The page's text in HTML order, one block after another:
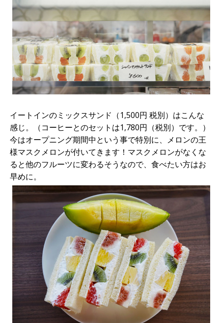
イートインのミックスサンド（1,500円 税別）はこんな
感じ。（コーヒーとのセットは1,780円（税別）です。）
今はオープニング期間中という事で特別に、メロンの王
様マスクメロンが付いてきます！マスクメロンがなくな
ると他のフルーツに変わるそうなので、食べたい方はお
早めに。